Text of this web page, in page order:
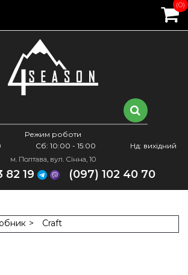
Режим роботи
Сб: 10:00 - 15:00
Нд: вихідний
м. Полтава, вул. Сінна, 10
82 19 (097) 102 40 70
(0)
Craft